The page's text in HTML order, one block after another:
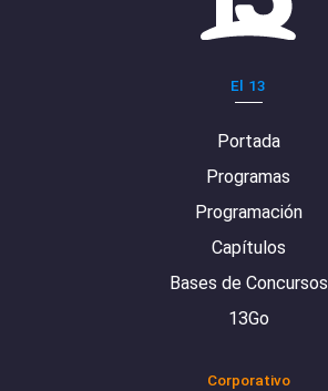
El 13
Portada
Programas
Programación
Capítulos
Bases de Concursos
13Go
Corporativo